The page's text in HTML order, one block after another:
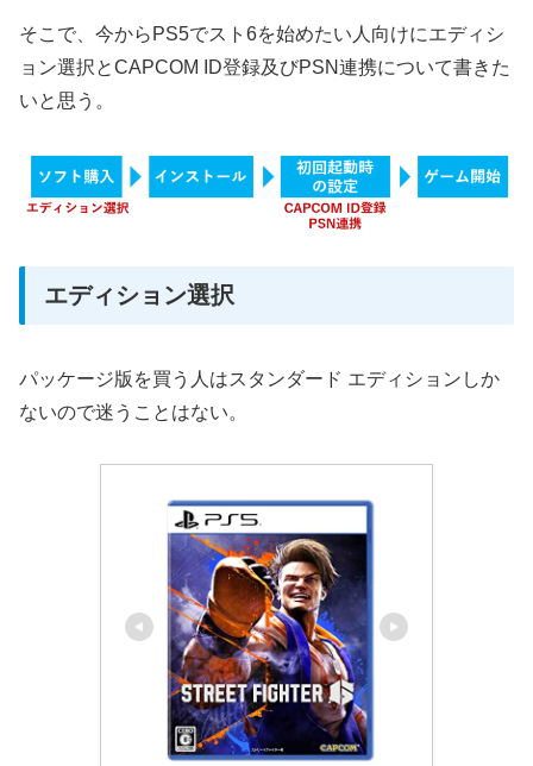
そこで、今からPS5でスト6を始めたい人向けにエディシ
ョン選択とCAPCOM ID登録及びPSN連携について書きた
いと思う。
エディション選択
パッケージ版を買う人はスタンダード エディションしか
ないので迷うことはない。